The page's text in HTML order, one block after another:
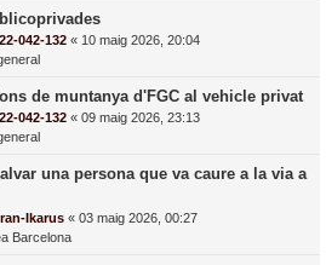
042-132 « 10 maig 2026, 20:04
de muntanya d'FGC al vehicle privat
042-132 « 09 maig 2026, 23:13
una persona que va caure a la via a
Ikarus « 03 maig 2026, 00:27
Barcelona